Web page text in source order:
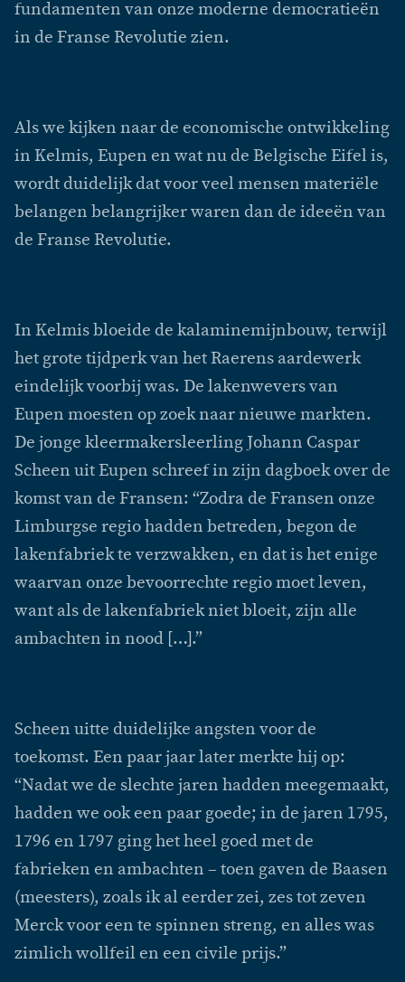
fundamenten van onze moderne democratieën
in de Franse Revolutie zien.
Als we kijken naar de economische ontwikkeling
in Kelmis, Eupen en wat nu de Belgische Eifel is,
wordt duidelijk dat voor veel mensen materiële
belangen belangrijker waren dan de ideeën van
de Franse Revolutie.
In Kelmis bloeide de kalaminemijnbouw, terwijl
het grote tijdperk van het Raerens aardewerk
eindelijk voorbij was. De lakenwevers van
Eupen moesten op zoek naar nieuwe markten.
De jonge kleermakersleerling Johann Caspar
Scheen uit Eupen schreef in zijn dagboek over de
komst van de Fransen: “Zodra de Fransen onze
Limburgse regio hadden betreden, begon de
lakenfabriek te verzwakken, en dat is het enige
waarvan onze bevoorrechte regio moet leven,
want als de lakenfabriek niet bloeit, zijn alle
ambachten in nood […].”
Scheen uitte duidelijke angsten voor de
toekomst. Een paar jaar later merkte hij op:
“Nadat we de slechte jaren hadden meegemaakt,
hadden we ook een paar goede; in de jaren 1795,
1796 en 1797 ging het heel goed met de
fabrieken en ambachten – toen gaven de Baasen
(meesters), zoals ik al eerder zei, zes tot zeven
Merck voor een te spinnen streng, en alles was
zimlich wollfeil en een civile prijs.”